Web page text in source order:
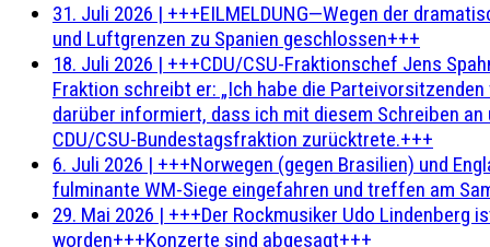
31. Juli 2026 | +++EILMELDUNG—Wegen der
und Luftgrenzen zu Spanien geschlossen+++
18. Juli 2026 | +++CDU/CSU-Fraktionschef Jens
Fraktion schreibt er: „Ich habe die
darüber informiert, dass ich mit diesem Schreiben
CDU/CSU-Bundestagsfraktion zurücktrete.+++
6. Juli 2026 | +++Norwegen (gegen Brasilien) und
fulminante WM-Siege eingefahren und treffen am
29. Mai 2026 | +++Der Rockmusiker Udo Lindenberg
worden+++Konzerte sind abgesagt+++